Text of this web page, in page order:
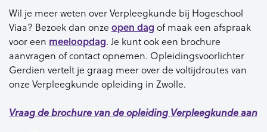
Wil je meer weten over Verpleegkunde bij Hogeschool
Viaa? Bezoek dan onze open dag of maak een afspraak
voor een meeloopdag. Je kunt ook een brochure
aanvragen of contact opnemen. Opleidingsvoorlichter
Gerdien vertelt je graag meer over de voltijdroutes van
onze Verpleegkunde opleiding in Zwolle.
Vraag de brochure van de opleiding Verpleegkundeaan